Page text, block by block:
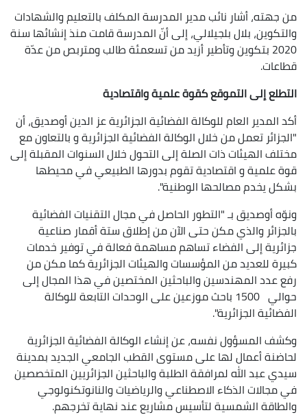
من جهته، أشار نائب مدير المدرسة المكلف بالتعليم والشهادات
والتكوين، بلال بلجيلالي، إلى أنّ المدرسة قامت منذ إنشائها سنة
2020 بتكوين وتأطير أزيد من تسعمئة طالب ومتربص من عدّة
قطاعات.
التطلع إلى التموقع كقوة علمية واقتصادية
أكد المدير العام للوكالة الفضائية الجزائرية عز الدين أوصديق، أن
"الجزائر تعمل من خلال الوكالة الفضائية الجزائرية و بالتعاون مع
مختلف الهيئات ذات الصلة إلى التحول خلال السنوات المقبلة إلى
قوة علمية و اقتصادية تقوم بدورها الطبيعي في محيطها
بشكل يخدم مصالحها الوطنية".
نوّه أوصديق بـ "التطور الحاصل في مجال التقنيات الفضائية
بالجزائر والذي مكن حتى الآن من إطلاق ستة أقمار صناعية
جزائرية إلى الفضاء تساهم مساهمة فعالة في توفير خدمات
كبيرة للعديد من المؤسسات والهيئات الجزائرية كما مكن من
رفع عدد المهندسين والباحثين المختصين في هذا المجال إلى
حوالي 1500 باحث موزعين على الوحدات التابعة للوكالة
الفضائية الجزائرية".
وكشف المسؤول نفسه، عن إنشاء الوكالة الفضائية الجزائرية
لحاضنة أعمال لها على مستوى القطب الجامعي الجديد بمدينة
سيدي عبد الله لمرافقة الطلبة والباحثين الجزائريين المتخصصين
في مجالات الذكاء الاصطناعي والرياضيات والنانوتكنولوجي
والطاقة الشمسية لتأسيس مشاريع عند نهاية تخرجهم.